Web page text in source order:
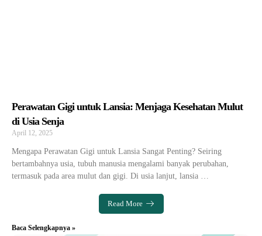
Perawatan Gigi untuk Lansia: Menjaga Kesehatan Mulut
di Usia Senja
April 12, 2025
Mengapa Perawatan Gigi untuk Lansia Sangat Penting? Seiring
bertambahnya usia, tubuh manusia mengalami banyak perubahan,
termasuk pada area mulut dan gigi. Di usia lanjut, lansia …
Read More
Baca Selengkapnya »